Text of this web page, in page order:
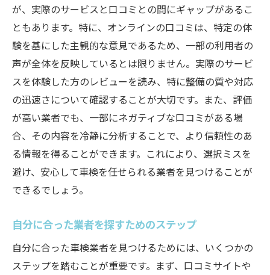
が、実際のサービスと口コミとの間にギャップがあるこ
ともあります。特に、オンラインの口コミは、特定の体
験を基にした主観的な意見であるため、一部の利用者の
声が全体を反映しているとは限りません。実際のサービ
スを体験した方のレビューを読み、特に整備の質や対応
の迅速さについて確認することが大切です。また、評価
が高い業者でも、一部にネガティブな口コミがある場
合、その内容を冷静に分析することで、より信頼性のあ
る情報を得ることができます。これにより、選択ミスを
避け、安心して車検を任せられる業者を見つけることが
できるでしょう。
自分に合った業者を探すためのステップ
自分に合った車検業者を見つけるためには、いくつかの
ステップを踏むことが重要です。まず、口コミサイトや